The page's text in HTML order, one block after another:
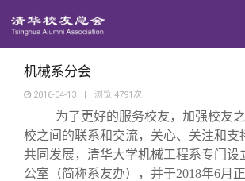
回馈母校
捐赠项目
媒体平台
机械系分会
2016-04-13 | 浏览 4791 次
为了更好的服务校友，加强校友
校之间的联系和交流，关心、关注和支
共同发展，清华大学机械工程系专门设
公室（简称系友办），并于2018年6月